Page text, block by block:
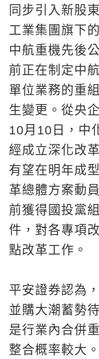
同步引入新股
工業集團旗下
中航重機先後
前正在制定中
單位業務的重
生變更。從央
10月10日，中
經成立深化改
有望在明年成
革總體方案動
前獲得國投黨
件，對各專項
點改革工作。
平安證券認為
並購大潮蓄勢
是行業內合併
整合概率較大